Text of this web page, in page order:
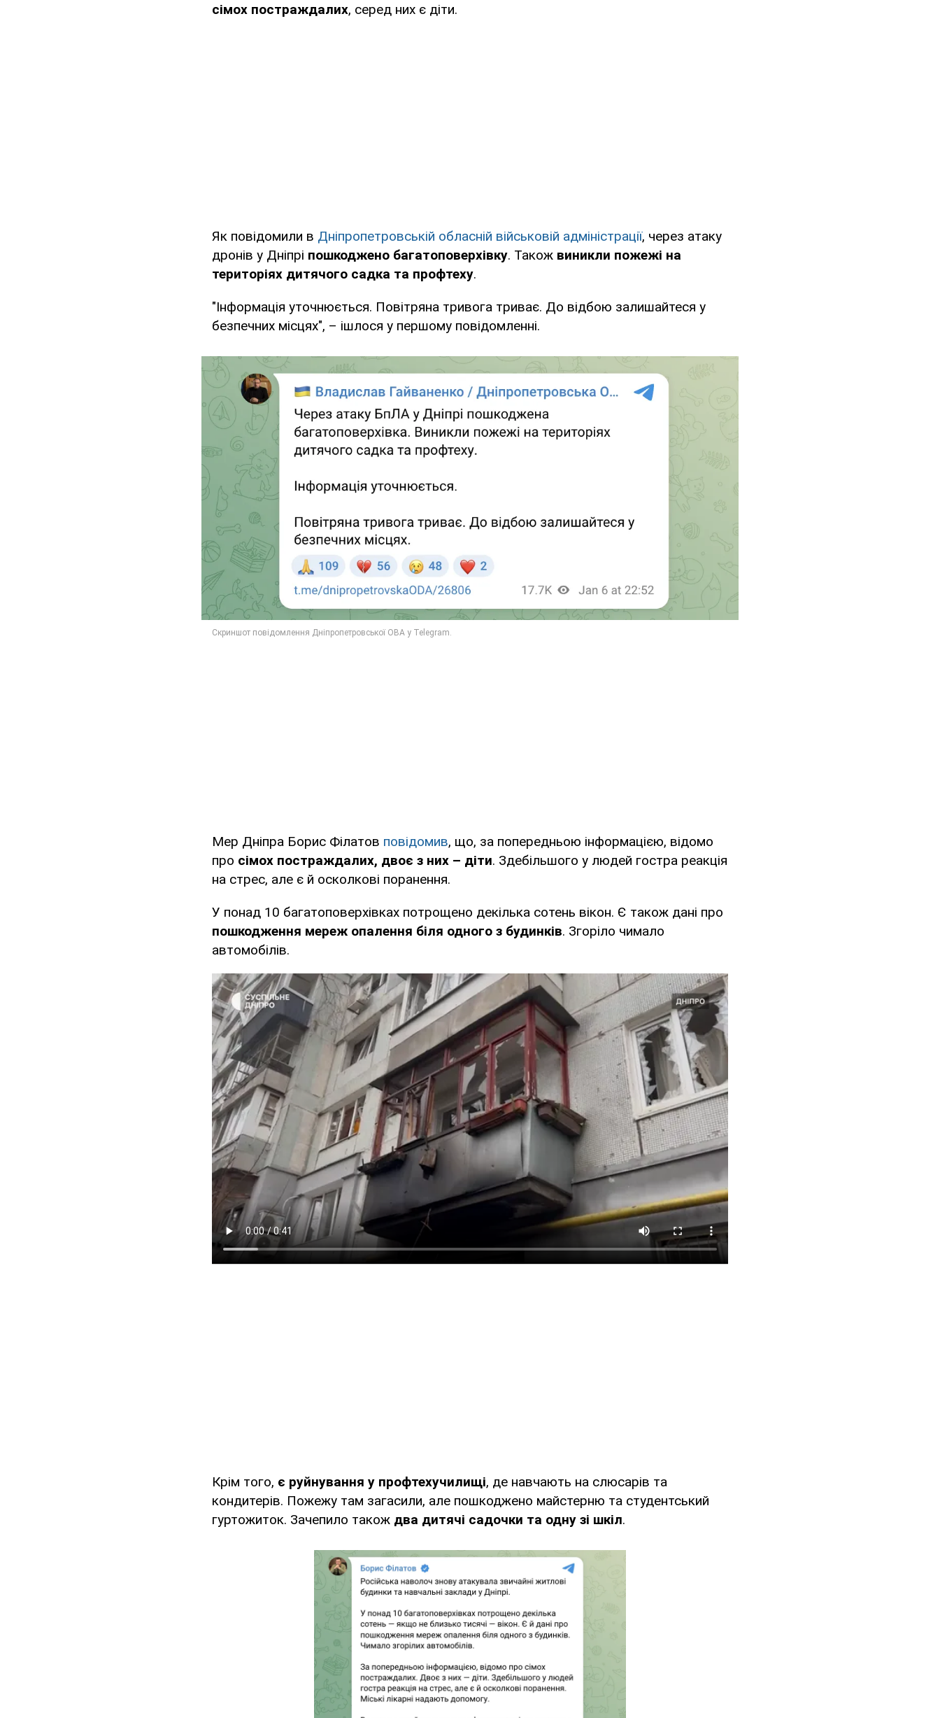
сімох постраждалих, серед них є діти.
Як повідомили в Дніпропетровській обласній військовій адміністрації, через атаку
дронів у Дніпрі пошкоджено багатоповерхівку. Також виникли пожежі на
територіях дитячого садка та профтеху.
"Інформація уточнюється. Повітряна тривога триває. До відбою залишайтеся у
безпечних місцях", – ішлося у першому повідомленні.
Мер Дніпра Борис Філатов повідомив, що, за попередньою інформацією, відомо
про сімох постраждалих, двоє з них – діти. Здебільшого у людей гостра реакція
на стрес, але є й осколкові поранення.
У понад 10 багатоповерхівках потрощено декілька сотень вікон. Є також дані про
пошкодження мереж опалення біля одного з будинків. Згоріло чимало
автомобілів.
Крім того, є руйнування у профтехучилищі, де навчають на слюсарів та
кондитерів. Пожежу там загасили, але пошкоджено майстерню та студентський
гуртожиток. Зачепило також два дитячі садочки та одну зі шкіл.